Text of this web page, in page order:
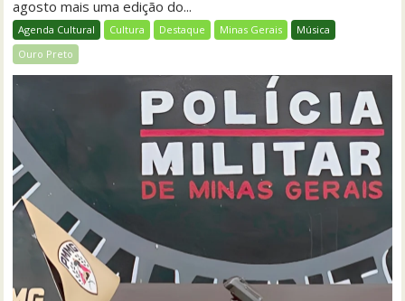
agosto mais uma edição do...
Agenda Cultural Cultura Destaque Minas Gerais
Música
Ouro Preto